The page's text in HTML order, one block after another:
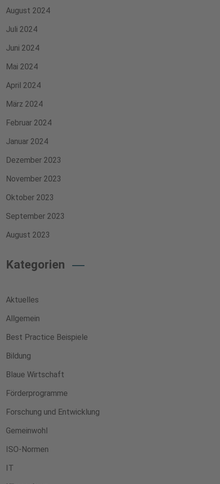
August 2024
Juli 2024
Juni 2024
Mai 2024
April 2024
März 2024
Februar 2024
Januar 2024
Dezember 2023
November 2023
Oktober 2023
September 2023
August 2023
Kategorien
Aktuelles
Allgemein
Best Practice Beispiele
Bildung
Blaue Wirtschaft
Förderprogramme
Forschung und Entwicklung
Gemeinwohl
ISO-Normen
IT